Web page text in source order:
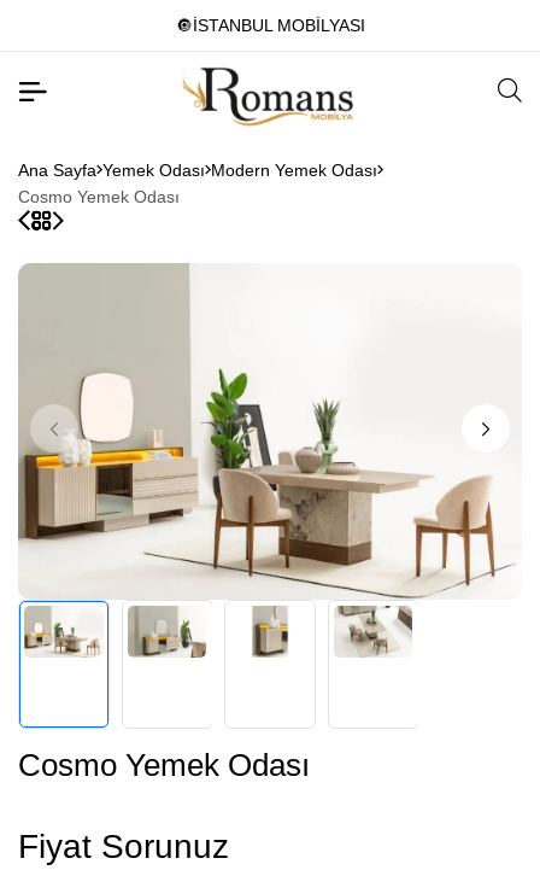
🔘İSTANBUL MOBİLYASI
Ana Sayfa Yemek Odası Modern Yemek Odası
Cosmo Yemek Odası
Cosmo Yemek Odası
Fiyat Sorunuz